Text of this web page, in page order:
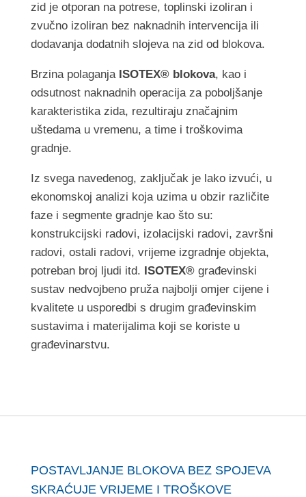
zid je otporan na potrese, toplinski izoliran i
zvučno izoliran bez naknadnih intervencija ili
dodavanja dodatnih slojeva na zid od blokova.
Brzina polaganja ISOTEX® blokova, kao i
odsutnost naknadnih operacija za poboljšanje
karakteristika zida, rezultiraju značajnim
uštedama u vremenu, a time i troškovima
gradnje.
Iz svega navedenog, zaključak je lako izvući, u
ekonomskoj analizi koja uzima u obzir različite
faze i segmente gradnje kao što su:
konstrukcijski radovi, izolacijski radovi, završni
radovi, ostali radovi, vrijeme izgradnje objekta,
potreban broj ljudi itd. ISOTEX®građevinski
sustav nedvojbeno pruža najbolji omjer cijene i
kvalitete u usporedbi s drugim građevinskim
sustavima i materijalima koji se koriste u
građevinarstvu.
POSTAVLJANJE BLOKOVA BEZ SPOJEVA
SKRAĆUJE VRIJEME I TROŠKOVE